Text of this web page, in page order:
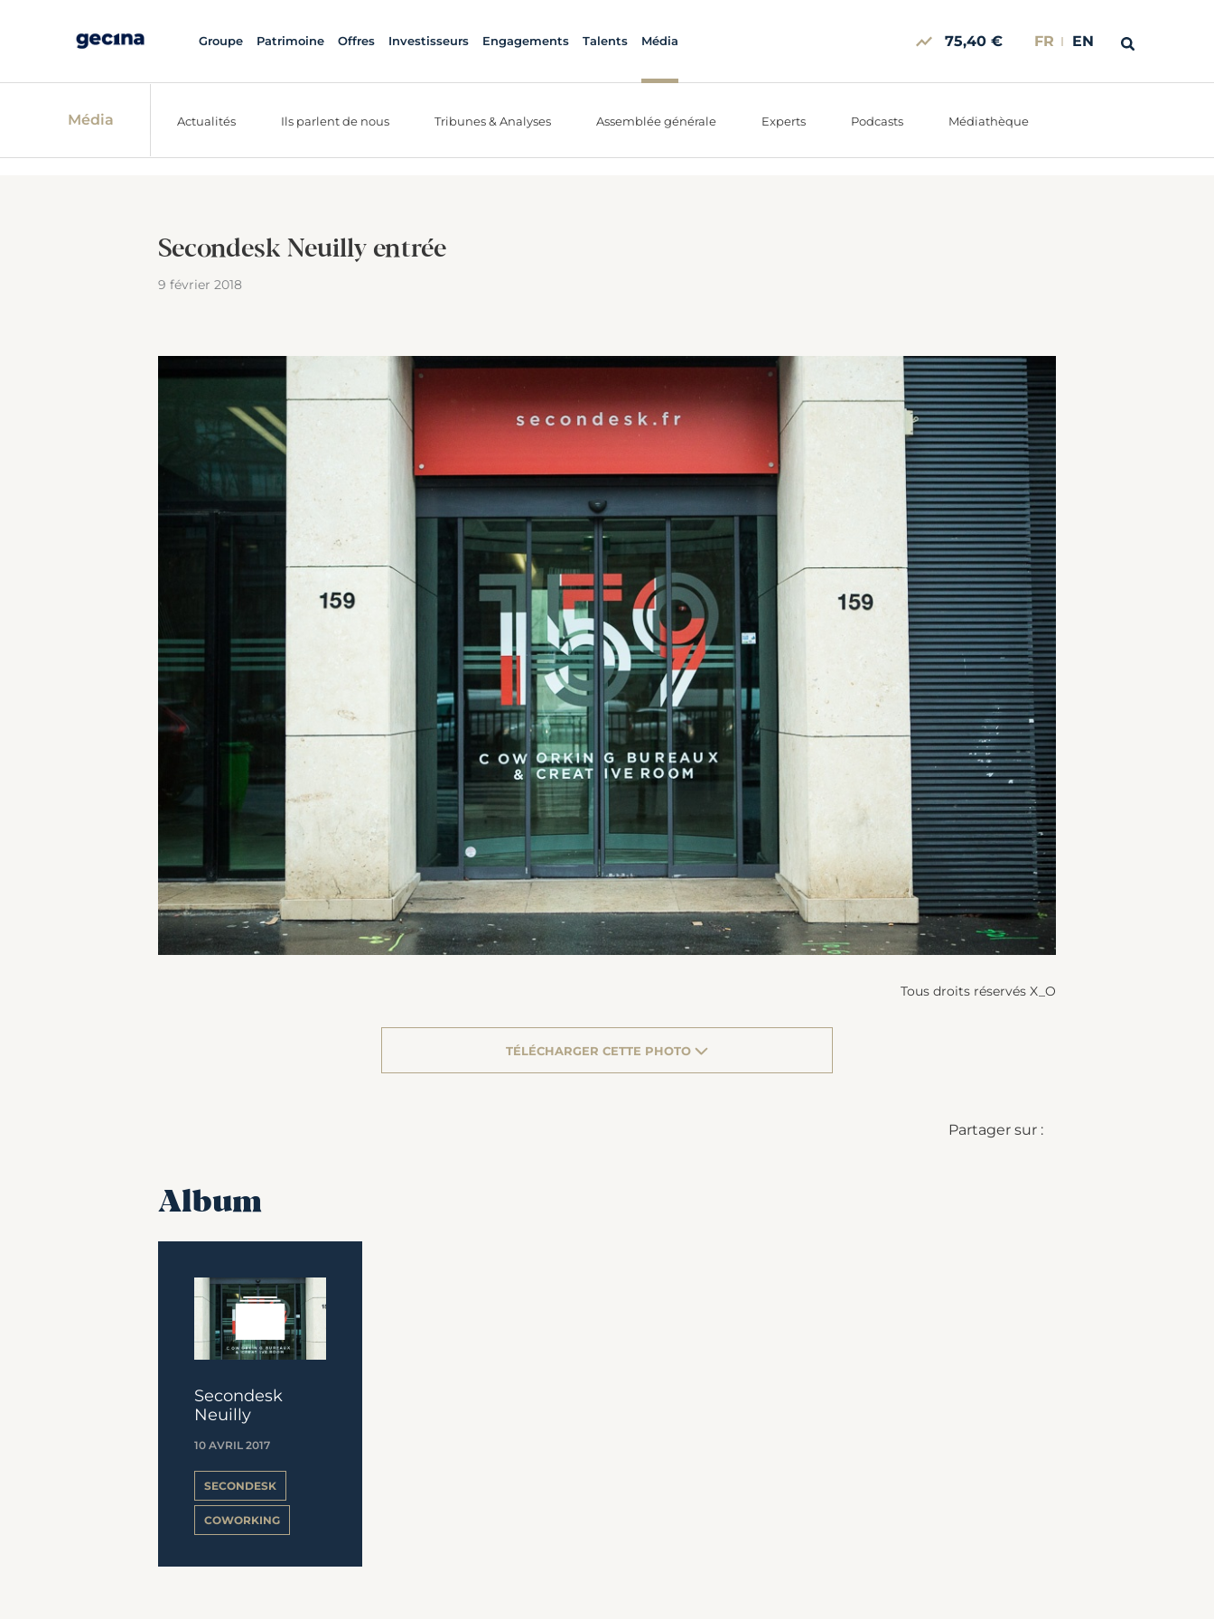
Groupe Patrimoine Offres Investisseurs Engagements Talents Média 75,40 € FR EN
Média Actualités Ils parlent de nous Tribunes & Analyses Assemblée générale Experts Podcasts Médiathèque
Secondesk Neuilly entrée
9 février 2018
Tous droits réservés X_O
TÉLÉCHARGER CETTE PHOTO
Partager sur :
Album
Secondesk
Neuilly
10 AVRIL 2017
SECONDESK
COWORKING